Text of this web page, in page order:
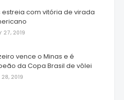
estreia com vitória de virada
27, 2019
vence o Minas e é
da Copa Brasil de vôlei
28, 2019